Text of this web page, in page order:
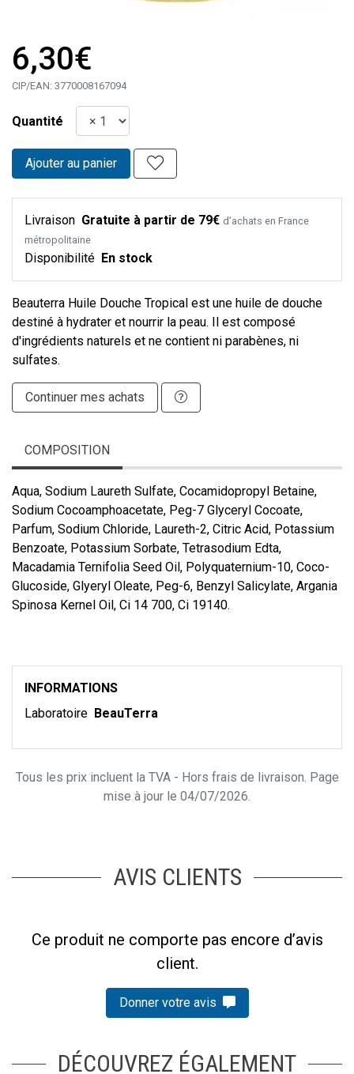
6,30€
CIP/EAN: 3770008167094
Quantité
Ajouter au panier
Livraison Gratuite à partir de 79€ d’achats en France
métropolitaine
Disponibilité En stock
Beauterra Huile Douche Tropical est une huile de douche
destiné à hydrater et nourrir la peau. Il est composé
d'ingrédients naturels et ne contient ni parabènes, ni
sulfates.
Continuer mes achats
COMPOSITION
Aqua, Sodium Laureth Sulfate, Cocamidopropyl Betaine,
Sodium Cocoamphoacetate, Peg-7 Glyceryl Cocoate,
Parfum, Sodium Chloride, Laureth-2, Citric Acid, Potassium
Benzoate, Potassium Sorbate, Tetrasodium Edta,
Macadamia Ternifolia Seed Oil, Polyquaternium-10, Coco-
Glucoside, Glyeryl Oleate, Peg-6, Benzyl Salicylate, Argania
Spinosa Kernel Oil, Ci 14 700, Ci 19140.
INFORMATIONS
Laboratoire BeauTerra
Tous les prix incluent la TVA - Hors frais de livraison. Page
mise à jour le 04/07/2026.
AVIS CLIENTS
Ce produit ne comporte pas encore d’avis
client.
Donner votre avis
DÉCOUVREZ ÉGALEMENT